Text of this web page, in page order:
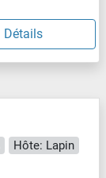
Détails
Hôte: Lapin